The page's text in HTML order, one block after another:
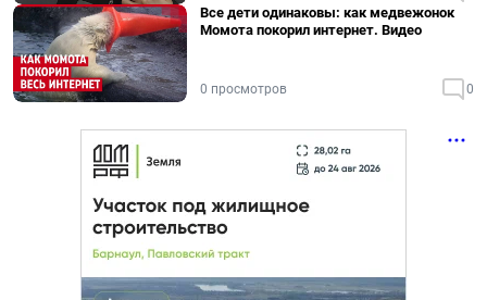
Все дети одинаковы: как медвежонок
Момота покорил интернет. Видео
0 просмотров 0